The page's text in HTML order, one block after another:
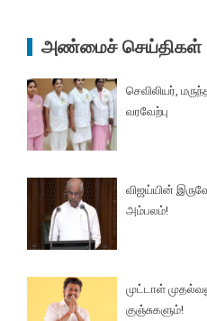
அண்மைச் செய்திகள்
செவிலியர்,
வரவேற்பு
விஜய்யின்
அம்பலம்!
முட்டாள்
குஞ்சுகளும்!